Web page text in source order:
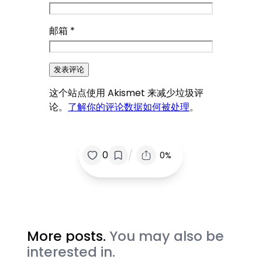
邮箱 *
这个站点使用 Akismet 来减少垃圾评
论。 了解你的评论数据如何被处理。
0 / 0%
More posts. You may also be
interested in.